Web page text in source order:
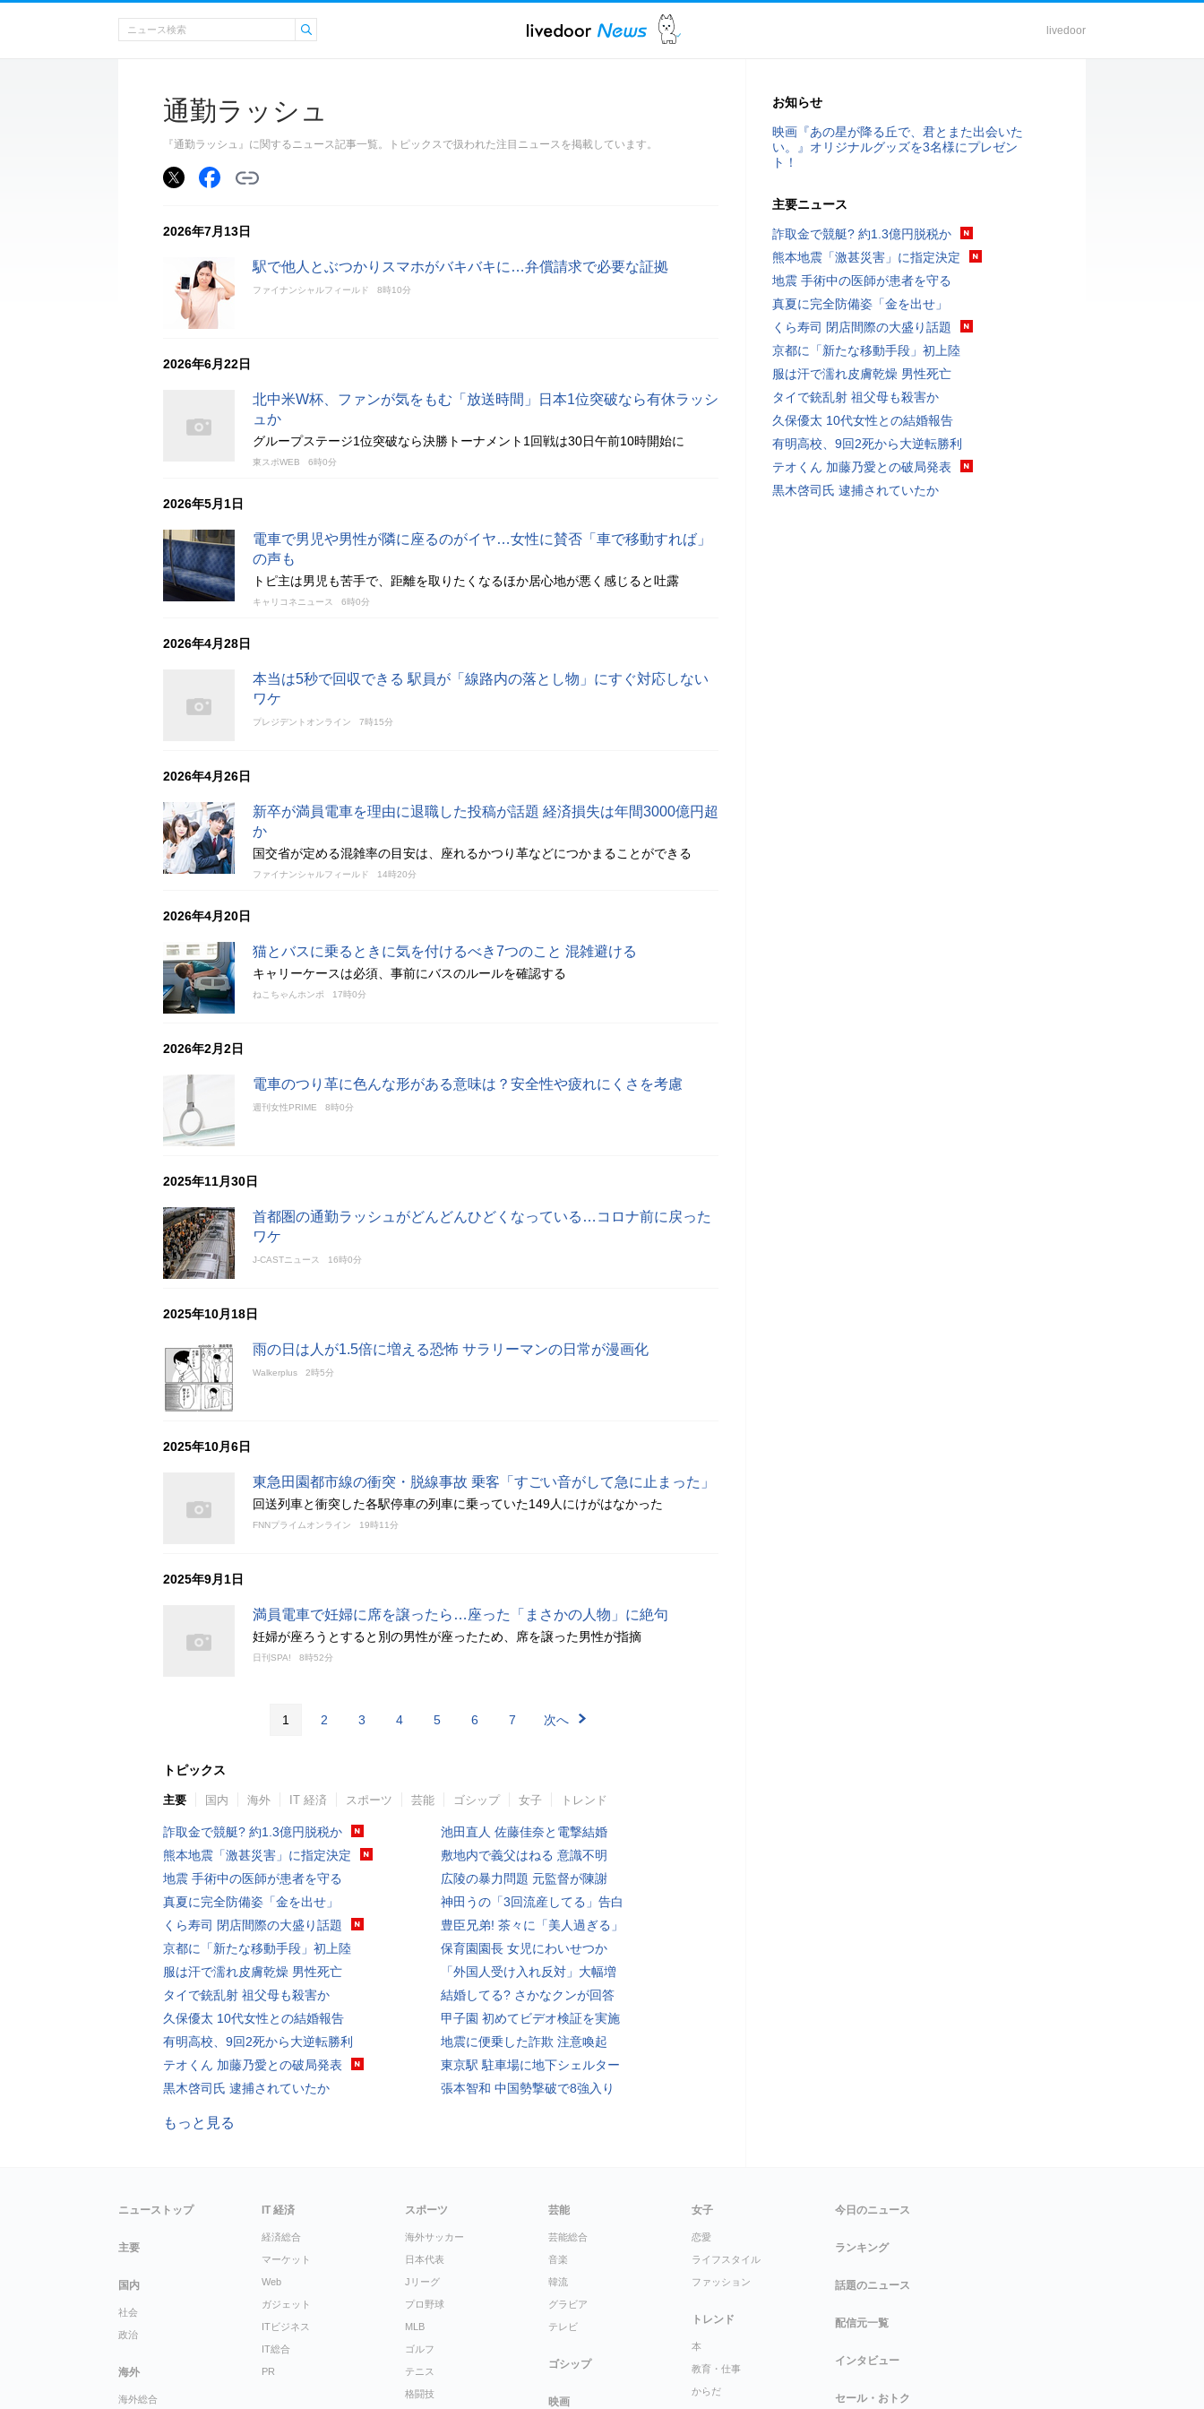
livedoor
通勤ラッシュ
『通勤ラッシュ』に関するニュース記事一覧。トピックスで扱われた注目ニュースを掲載しています。
2026年7月13日
駅で他人とぶつかりスマホがバキバキに…弁償請求で必要な証拠
ファイナンシャルフィールド 8時10分
2026年6月22日
北中米W杯、ファンが気をもむ「放送時間」日本1位突破なら有休ラッシ
ュか
グループステージ1位突破なら決勝トーナメント1回戦は30日午前10時開始に
東スポWEB 6時0分
2026年5月1日
電車で男児や男性が隣に座るのがイヤ…女性に賛否「車で移動すれば」
の声も
トピ主は男児も苦手で、距離を取りたくなるほか居心地が悪く感じると吐露
キャリコネニュース 6時0分
2026年4月28日
本当は5秒で回収できる 駅員が「線路内の落とし物」にすぐ対応しない
ワケ
プレジデントオンライン 7時15分
2026年4月26日
新卒が満員電車を理由に退職した投稿が話題 経済損失は年間3000億円超
か
国交省が定める混雑率の目安は、座れるかつり革などにつかまることができる
ファイナンシャルフィールド 14時20分
2026年4月20日
猫とバスに乗るときに気を付けるべき7つのこと 混雑避ける
キャリーケースは必須、事前にバスのルールを確認する
ねこちゃんホンポ 17時0分
2026年2月2日
電車のつり革に色んな形がある意味は？安全性や疲れにくさを考慮
週刊女性PRIME 8時0分
2025年11月30日
首都圏の通勤ラッシュがどんどんひどくなっている…コロナ前に戻った
ワケ
J-CASTニュース 16時0分
2025年10月18日
雨の日は人が1.5倍に増える恐怖 サラリーマンの日常が漫画化
Walkerplus 2時5分
2025年10月6日
東急田園都市線の衝突・脱線事故 乗客「すごい音がして急に止まった」
回送列車と衝突した各駅停車の列車に乗っていた149人にけがはなかった
FNNプライムオンライン 19時11分
2025年9月1日
満員電車で妊婦に席を譲ったら…座った「まさかの人物」に絶句
妊婦が座ろうとすると別の男性が座ったため、席を譲った男性が指摘
日刊SPA! 8時52分
1 2 3 4 5 6 7 次へ
トピックス
主要 国内 海外 IT 経済 スポーツ 芸能 ゴシップ 女子 トレンド
詐取金で競艇? 約1.3億円脱税か
熊本地震「激甚災害」に指定決定
地震 手術中の医師が患者を守る
真夏に完全防備姿「金を出せ」
くら寿司 閉店間際の大盛り話題
京都に「新たな移動手段」初上陸
服は汗で濡れ皮膚乾燥 男性死亡
タイで銃乱射 祖父母も殺害か
久保優太 10代女性との結婚報告
有明高校、9回2死から大逆転勝利
テオくん 加藤乃愛との破局発表
黒木啓司氏 逮捕されていたか
池田直人 佐藤佳奈と電撃結婚
敷地内で義父はねる 意識不明
広陵の暴力問題 元監督が陳謝
神田うの「3回流産してる」告白
豊臣兄弟! 茶々に「美人過ぎる」
保育園園長 女児にわいせつか
「外国人受け入れ反対」大幅増
結婚してる? さかなクンが回答
甲子園 初めてビデオ検証を実施
地震に便乗した詐欺 注意喚起
東京駅 駐車場に地下シェルター
張本智和 中国勢撃破で8強入り
もっと見る
お知らせ
映画『あの星が降る丘で、君とまた出会いた
い。』オリジナルグッズを3名様にプレゼン
ト！
主要ニュース
詐取金で競艇? 約1.3億円脱税か
熊本地震「激甚災害」に指定決定
地震 手術中の医師が患者を守る
真夏に完全防備姿「金を出せ」
くら寿司 閉店間際の大盛り話題
京都に「新たな移動手段」初上陸
服は汗で濡れ皮膚乾燥 男性死亡
タイで銃乱射 祖父母も殺害か
久保優太 10代女性との結婚報告
有明高校、9回2死から大逆転勝利
テオくん 加藤乃愛との破局発表
黒木啓司氏 逮捕されていたか
ニューストップ
主要
国内
社会
政治
海外
海外総合
IT 経済
経済総合
マーケット
Web
ガジェット
ITビジネス
IT総合
PR
スポーツ
海外サッカー
日本代表
Jリーグ
プロ野球
MLB
ゴルフ
テニス
格闘技
芸能
芸能総合
音楽
韓流
グラビア
テレビ
ゴシップ
映画
女子
恋愛
ライフスタイル
ファッション
トレンド
本
教育・仕事
からだ
今日のニュース
ランキング
話題のニュース
配信元一覧
インタビュー
セール・おトク